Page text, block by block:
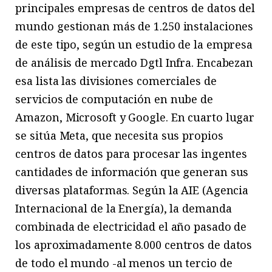
principales empresas de centros de datos del
mundo gestionan más de 1.250 instalaciones
de este tipo, según un estudio de la empresa
de análisis de mercado Dgtl Infra. Encabezan
esa lista las divisiones comerciales de
servicios de computación en nube de
Amazon, Microsoft y Google. En cuarto lugar
se sitúa Meta, que necesita sus propios
centros de datos para procesar las ingentes
cantidades de información que generan sus
diversas plataformas. Según la AIE (Agencia
Internacional de la Energía), la demanda
combinada de electricidad el año pasado de
los aproximadamente 8.000 centros de datos
de todo el mundo -al menos un tercio de